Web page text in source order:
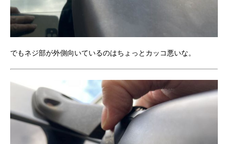
でもネジ部が外側向いているのはちょっとカッコ悪いな。